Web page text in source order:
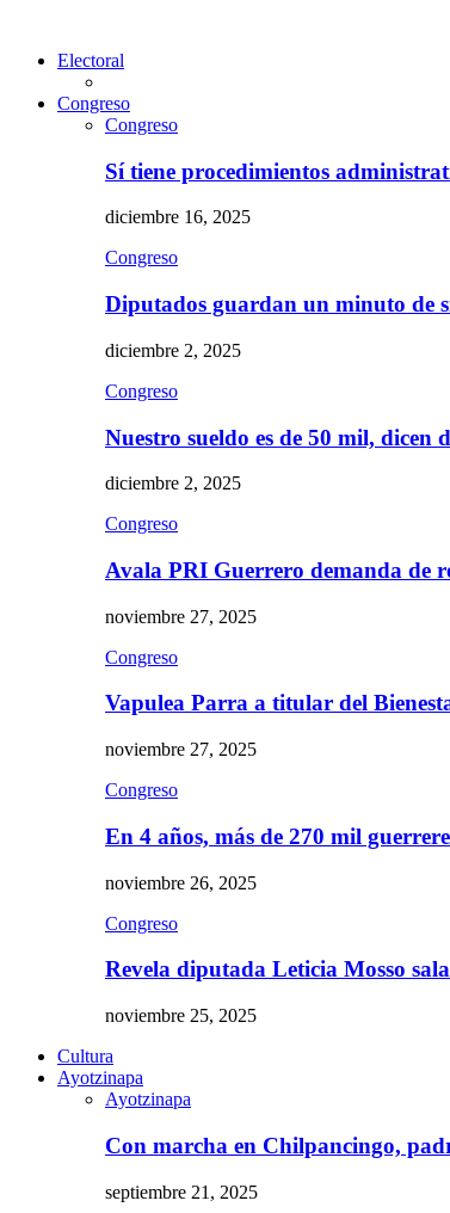
Electoral
Congreso
Congreso
Sí tiene procedimientos
diciembre 16, 2025
Congreso
Diputados guardan un minuto de
diciembre 2, 2025
Congreso
Nuestro sueldo es de 50 mil,
diciembre 2, 2025
Congreso
Avala PRI Guerrero demanda de
noviembre 27, 2025
Congreso
Vapulea Parra a titular del
noviembre 27, 2025
Congreso
En 4 años, más de 270 mil
noviembre 26, 2025
Congreso
Revela diputada Leticia Mosso
noviembre 25, 2025
Cultura
Ayotzinapa
Ayotzinapa
Con marcha en Chilpancingo,
septiembre 21, 2025